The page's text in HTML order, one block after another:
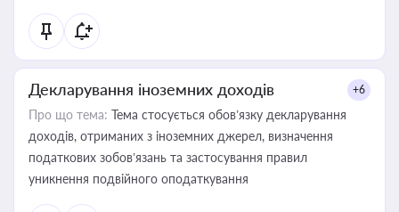
Декларування іноземних доходів +6
Про що тема: Тема стосується обов’язку декларування
доходів, отриманих з іноземних джерел, визначення
податкових зобов’язань та застосування правил
уникнення подвійного оподаткування